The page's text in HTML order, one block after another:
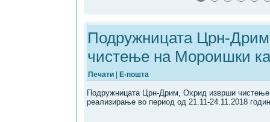
Подружницата Црн-
чистење на Мороишки
Печати Е-пошта
Подружницата Црн-Дрим, Охрид изврши
реализирање во период од 21.11-24.11.2018